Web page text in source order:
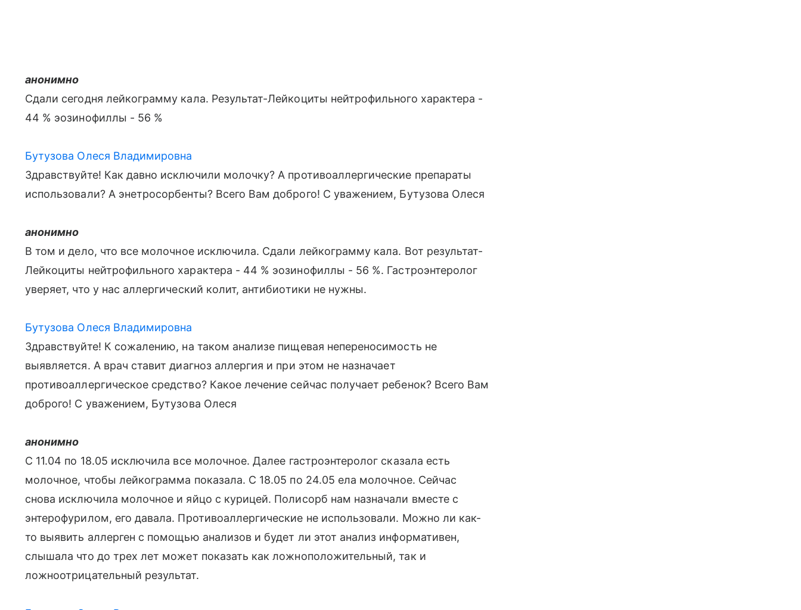
анонимно
Сдали сегодня лейкограмму кала. Результат-Лейкоциты нейтрофильного характера -
44 % эозинофиллы - 56 %
Бутузова Олеся Владимировна
Здравствуйте! Как давно исключили молочку? А противоаллергические препараты
использовали? А энетросорбенты? Всего Вам доброго! С уважением, Бутузова Олеся
анонимно
В том и дело, что все молочное исключила. Сдали лейкограмму кала. Вот результат-
Лейкоциты нейтрофильного характера - 44 % эозинофиллы - 56 %. Гастроэнтеролог
уверяет, что у нас аллергический колит, антибиотики не нужны.
Бутузова Олеся Владимировна
Здравствуйте! К сожалению, на таком анализе пищевая непереносимость не
выявляется. А врач ставит диагноз аллергия и при этом не назначает
противоаллергическое средство? Какое лечение сейчас получает ребенок? Всего Вам
доброго! С уважением, Бутузова Олеся
анонимно
С 11.04 по 18.05 исключила все молочное. Далее гастроэнтеролог сказала есть
молочное, чтобы лейкограмма показала. С 18.05 по 24.05 ела молочное. Сейчас
снова исключила молочное и яйцо с курицей. Полисорб нам назначали вместе с
энтерофурилом, его давала. Противоаллергические не использовали. Можно ли как-
то выявить аллерген с помощью анализов и будет ли этот анализ информативен,
слышала что до трех лет может показать как ложноположительный, так и
ложноотрицательный результат.